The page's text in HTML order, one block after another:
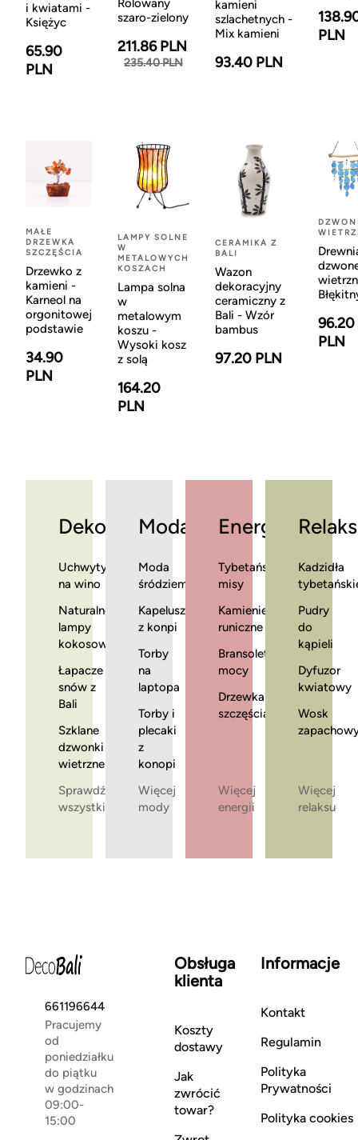
i kwiatami -
Księżyc
65.90
PLN
Rolowany
szaro-zielony
211.86 PLN
235.40 PLN
kamieni
szlachetnych -
Mix kamieni
93.40 PLN
PLN
MAŁE
DRZEWKA
SZCZĘŚCIA
Drzewko z
kamieni -
Karneol na
orgonitowej
podstawie
34.90
PLN
LAMPY SOLNE
W
METALOWYCH
KOSZACH
Lampa solna
w
metalowym
koszu -
Wysoki kosz
z solą
164.20
PLN
CERAMIKA Z
BALI
Wazon
dekoracyjny
ceramiczny z
Bali - Wzór
bambus
97.20 PLN
96.20
PLN
Dekoracje
Uchwyty
na wino
Naturalne
lampy
kokosowe
Łapacze
snów z
Bali
Szklane
dzwonki
wietrzne
Sprawdź
wszystkie
Moda
Moda
śródziemnomorska
Kapelusze
z konpi
Torby
na
laptopa
Torby i
plecaki
z
konopi
Więcej
mody
Energia
Tybetańskie
misy
Kamienie
runiczne
Bransoletki
mocy
Drzewka
szczęścia
Więcej
energii
Relaks
Kadzidła
Pudry
do
kąpieli
Dyfuzor
kwiatowy
Wosk
Więcej
relaksu
661196644
Pracujemy
od
poniedziałku
do piątku
w godzinach
09:00-
15:00
Obsługa
klienta
Koszty
dostawy
Jak
zwrócić
towar?
Informacje
Kontakt
Regulamin
Polityka
Prywatności
Polityka cookies